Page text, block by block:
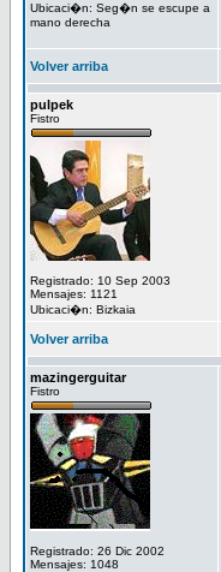
Ubicaci�n: Seg�n se escupe a
mano derecha
Volver arriba
pulpek
Fistro
Registrado: 10 Sep 2003
Mensajes: 1121
Ubicaci�n: Bizkaia
Volver arriba
mazingerguitar
Fistro
Registrado: 26 Dic 2002
Mensajes: 1048